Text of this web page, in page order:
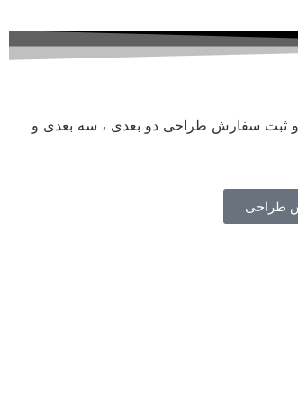
ثبت سفارش طراحی دو بعدی ، سه بعدی و
طراحی